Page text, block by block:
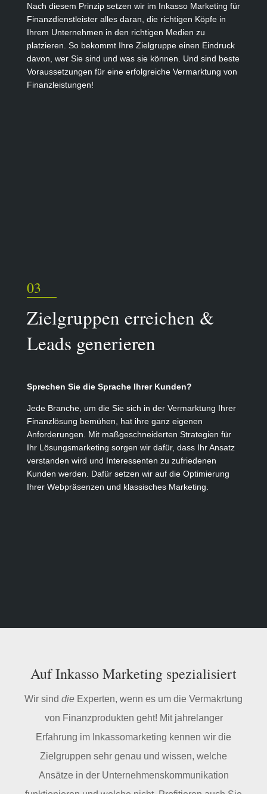
Nach diesem Prinzip setzen wir im Inkasso Marketing für
Finanzdienstleister alles daran, die richtigen Köpfe in
Ihrem Unternehmen in den richtigen Medien zu
platzieren. So bekommt Ihre Zielgruppe einen Eindruck
davon, wer Sie sind und was sie können. Und sind beste
Voraussetzungen für eine erfolgreiche Vermarktung von
Finanzleistungen!
03
Zielgruppen erreichen &
Leads generieren
Sprechen Sie die Sprache Ihrer Kunden?
Jede Branche, um die Sie sich in der Vermarktung Ihrer
Finanzlösung bemühen, hat ihre ganz eigenen
Anforderungen. Mit maßgeschneiderten Strategien für
Ihr Lösungsmarketing sorgen wir dafür, dass Ihr Ansatz
verstanden wird und Interessenten zu zufriedenen
Kunden werden. Dafür setzen wir auf die Optimierung
Ihrer Webpräsenzen und klassisches Marketing.
Auf Inkasso Marketing spezialisiert
Wir sind die Experten, wenn es um die Vermakrtung
von Finanzprodukten geht! Mit jahrelanger
Erfahrung im Inkassomarketing kennen wir die
Zielgruppen sehr genau und wissen, welche
Ansätze in der Unternehmenskommunikation